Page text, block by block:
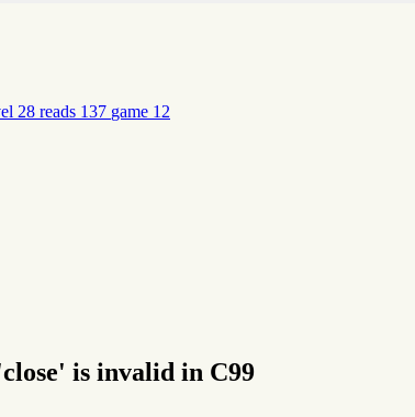
28 reads 137 game 12
is invalid in C99